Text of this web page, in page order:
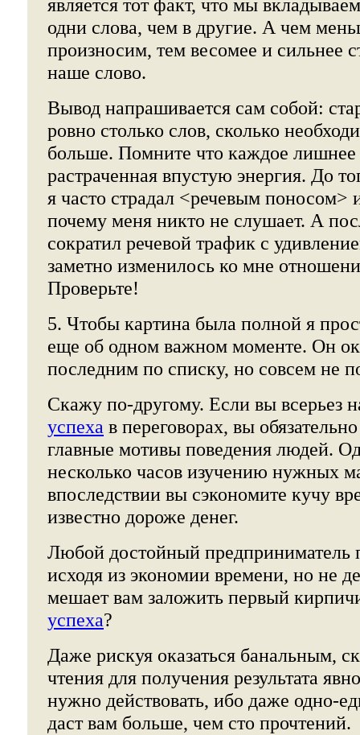
является тот факт, что мы
одни слова, чем в другие. А чем
произносим, тем весомее и сильнее
наше слово.
Вывод напрашивается сам собой:
ровно столько слов, сколько
больше. Помните что каждое лишнее
растраченная впустую энергия. До
я часто страдал <речевым поносом>
почему меня никто не слушает. А
сократил речевой трафик с
заметно изменилось ко мне
Проверьте!
5. Чтобы картина была полной я
еще об одном важном моменте. Он
последним по списку, но совсем не
Скажу по-другому. Если вы всерьез
успеха в переговорах, вы
главные мотивы поведения людей.
несколько часов изучению нужных
впоследствии вы сэкономите кучу
известно дороже денег.
Любой достойный предприниматель
исходя из экономии времени, но не
мешает вам заложить первый
успеха?
Даже рискуя оказаться банальным,
чтения для получения результата
нужно действовать, ибо даже одно-
даст вам больше, чем сто прочтений.